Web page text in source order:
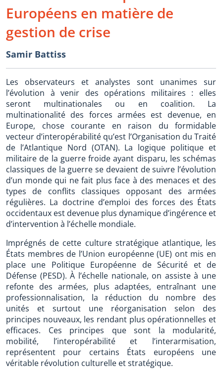
Européens en matière de
gestion de crise
Samir Battiss
Les observateurs et analystes sont unanimes sur
l’évolution à venir des opérations militaires : elles
seront multinationales ou en coalition. La
multinationalité des forces armées est devenue, en
Europe, chose courante en raison du formidable
vecteur d’interopérabilité qu’est l’Organisation du Traité
de l’Atlantique Nord (OTAN). La logique politique et
militaire de la guerre froide ayant disparu, les schémas
classiques de la guerre se devaient de suivre l’évolution
d’un monde qui ne fait plus face à des menaces et des
types de conflits classiques opposant des armées
régulières. La doctrine d’emploi des forces des États
occidentaux est devenue plus dynamique d’ingérence et
d’intervention à l’échelle mondiale.
Imprégnés de cette culture stratégique atlantique, les
États membres de l’Union européenne (UE) ont mis en
place une Politique Européenne de Sécurité et de
Défense (PESD). À l’échelle nationale, on assiste à une
refonte des armées, plus adaptées, entraînant une
professionnalisation, la réduction du nombre des
unités et surtout une réorganisation selon des
principes nouveaux, les rendant plus opérationnelles et
efficaces. Ces principes que sont la modularité,
mobilité, l’interopérabilité et l’interarmisation,
représentent pour certains États européens une
véritable révolution culturelle et stratégique.